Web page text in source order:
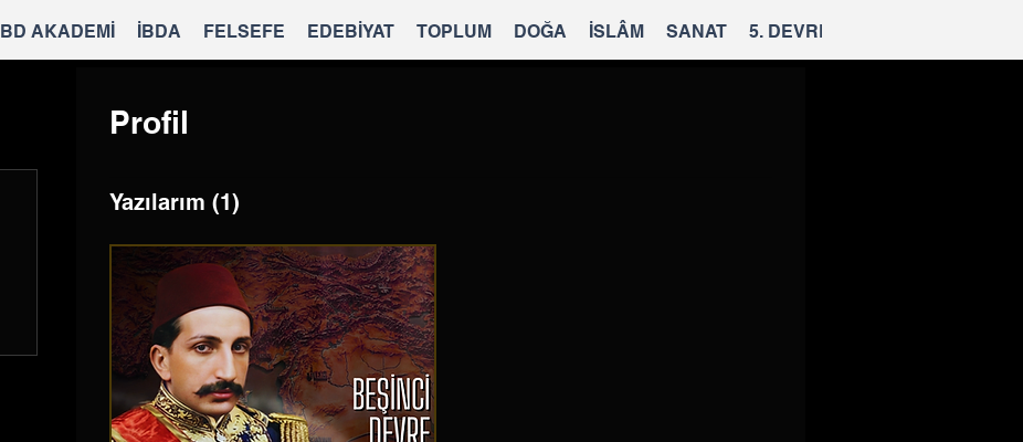
BD AKADEMİ İBDA FELSEFE EDEBİYAT TOPLUM DOĞA İSLÂM SANAT 5. DEVRE
Profil
Yazılarım (1)